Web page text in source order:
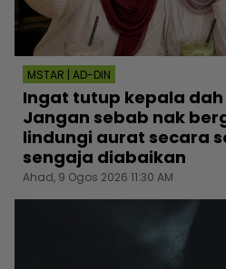
MSTAR | AD-DIN
Ingat tutup kepala dah
Jangan sebab nak
lindungi aurat secara
sengaja diabaikan
Ahad, 9 Ogos 2026 11:30 AM